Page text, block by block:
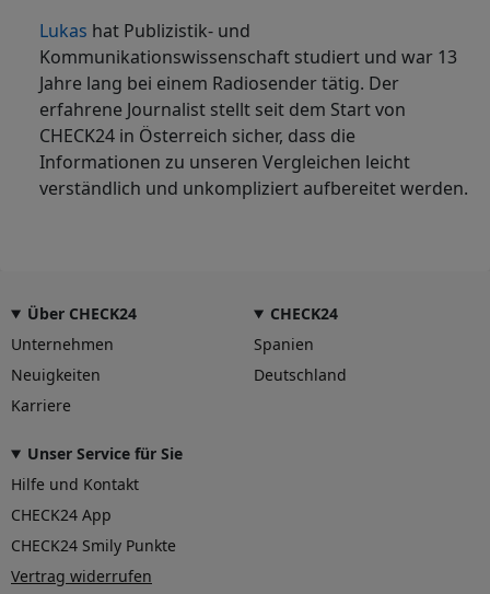
Lukas hat Publizistik- und
Kommunikationswissenschaft studiert und war 13
Jahre lang bei einem Radiosender tätig. Der
erfahrene Journalist stellt seit dem Start von
CHECK24 in Österreich sicher, dass die
Informationen zu unseren Vergleichen leicht
verständlich und unkompliziert aufbereitet werden.
Über CHECK24
Unternehmen
Neuigkeiten
Karriere
CHECK24
Spanien
Deutschland
Unser Service für Sie
Hilfe und Kontakt
CHECK24 App
CHECK24 Smily Punkte
Vertrag widerrufen